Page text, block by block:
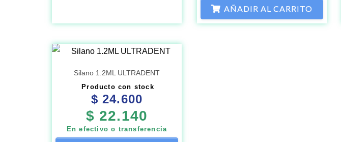
AÑADIR AL CARRITO
Silano 1.2ML ULTRADENT
Producto con stock
$ 24.600
$ 22.140
En efectivo o transferencia